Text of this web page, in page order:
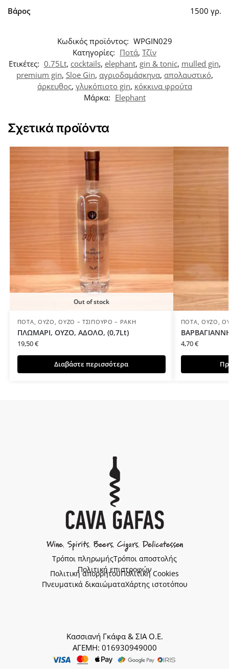
Βάρος 1500 γρ.
Κωδικός προϊόντος: WPGIN029
Κατηγορίες: Ποτά, Τζίν
Ετικέτες: 0.75Lt, cocktails, elephant, gin & tonic, mulled gin,
premium gin, Sloe Gin, αγριοδαμάσκηνα, απολαυστικό,
άρκευθος, γλυκόπιοτο gin, κόκκινα φρούτα
Μάρκα: Elephant
Σχετικά προϊόντα
Out of stock
ΠΟΤΆ, ΟΎΖΟ ,ΟΎΖΟ – ΤΣΊΠΟΥΡΟ – ΡΑΚΉ
ΠΛΩΜΑΡΙ, ΟΥΖΟ, ΑΔΟΛΟ, (0,7Lt)
19,50€
Διαβάστε περισσότερα
ΠΟΤΆ, ΟΎΖΟ ,
4,70€
Τρόποι πληρωμήςΤρόποι αποστολής
Πολιτική επιστροφών
Πολιτική απορρήτουΠολιτική Cookies
Πνευματικά δικαιώματαΧάρτης ιστοτόπου
Κασσιανή Γκάφα & ΣΙΑ Ο.Ε.
ΑΓΕΜΗ: 016930949000